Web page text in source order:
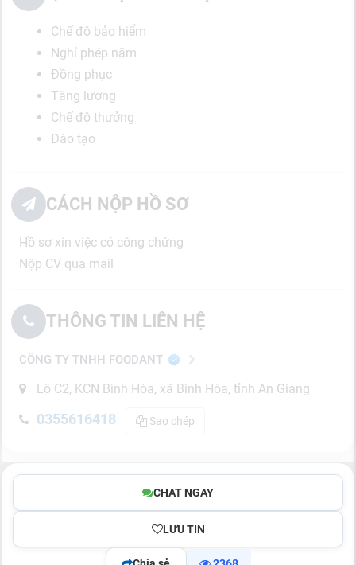
Chế độ bảo hiểm
Nghỉ phép năm
Đồng phục
Tăng lương
Chế độ thưởng
Đào tạo
CÁCH NỘP HỒ SƠ
Hồ sơ xin việc có công chứng
Nộp CV qua mail
THÔNG TIN LIÊN HỆ
CÔNG TY TNHH FOODANT
Lô C2, KCN Bình Hòa, xã Bình Hòa, tỉnh An Giang
0355616418 Sao chép
CHAT NGAY
LƯU TIN